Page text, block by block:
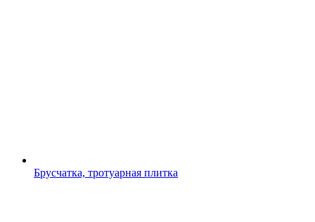
Брусчатка, тротуарная плитка